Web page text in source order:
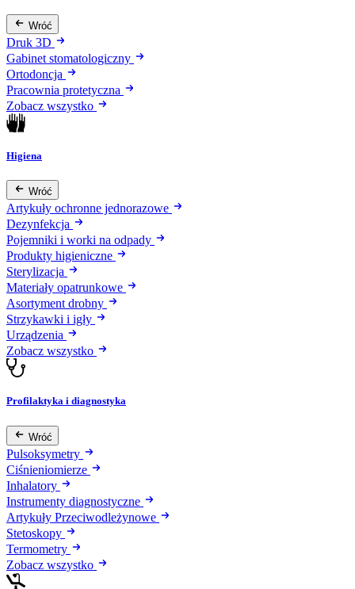
Wróć
Druk 3D
Gabinet stomatologiczny
Ortodoncja
Pracownia protetyczna
Zobacz wszystko
Higiena
Wróć
Artykuły ochronne jednorazowe
Dezynfekcja
Pojemniki i worki na odpady
Produkty higieniczne
Sterylizacja
Materiały opatrunkowe
Asortyment drobny
Strzykawki i igły
Urządzenia
Zobacz wszystko
Profilaktyka i diagnostyka
Wróć
Pulsoksymetry
Ciśnieniomierze
Inhalatory
Instrumenty diagnostyczne
Artykuły Przeciwodleżynowe
Stetoskopy
Termometry
Zobacz wszystko